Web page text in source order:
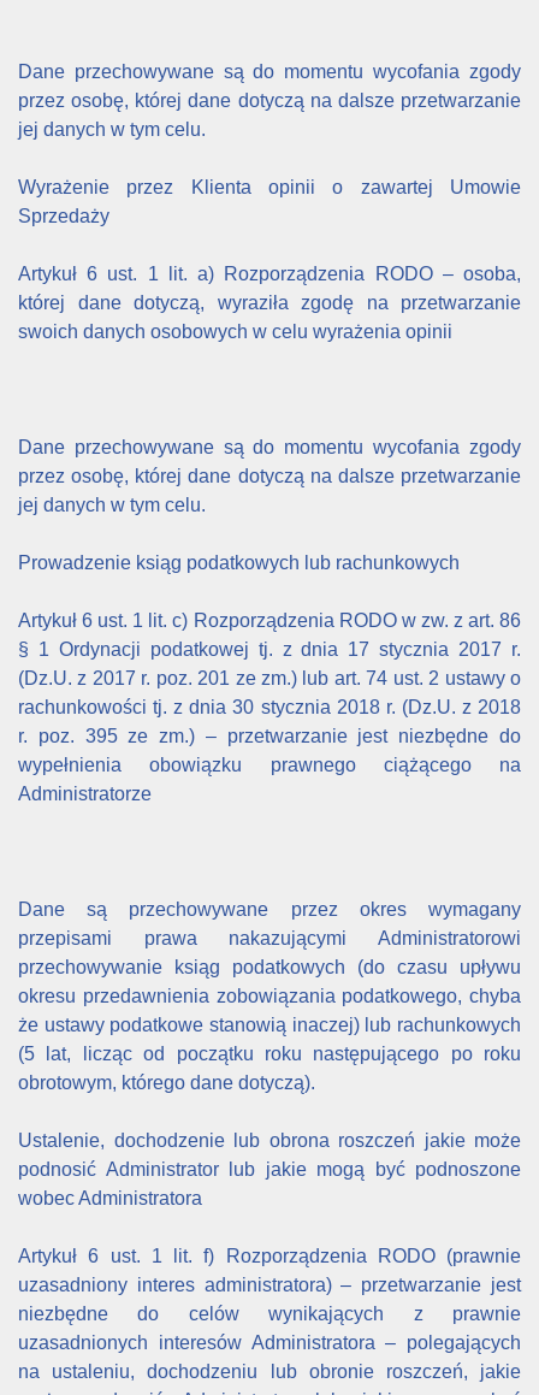
Dane przechowywane są do momentu wycofania zgody
przez osobę, której dane dotyczą na dalsze przetwarzanie
jej danych w tym celu.
Wyrażenie przez Klienta opinii o zawartej Umowie
Sprzedaży
Artykuł 6 ust. 1 lit. a) Rozporządzenia RODO – osoba,
której dane dotyczą, wyraziła zgodę na przetwarzanie
swoich danych osobowych w celu wyrażenia opinii
Dane przechowywane są do momentu wycofania zgody
przez osobę, której dane dotyczą na dalsze przetwarzanie
jej danych w tym celu.
Prowadzenie ksiąg podatkowych lub rachunkowych
Artykuł 6 ust. 1 lit. c) Rozporządzenia RODO w zw. z art. 86
§ 1 Ordynacji podatkowej tj. z dnia 17 stycznia 2017 r.
(Dz.U. z 2017 r. poz. 201 ze zm.) lub art. 74 ust. 2 ustawy o
rachunkowości tj. z dnia 30 stycznia 2018 r. (Dz.U. z 2018
r. poz. 395 ze zm.) – przetwarzanie jest niezbędne do
wypełnienia obowiązku prawnego ciążącego na
Administratorze
Dane są przechowywane przez okres wymagany
przepisami prawa nakazującymi Administratorowi
przechowywanie ksiąg podatkowych (do czasu upływu
okresu przedawnienia zobowiązania podatkowego, chyba
że ustawy podatkowe stanowią inaczej) lub rachunkowych
(5 lat, licząc od początku roku następującego po roku
obrotowym, którego dane dotyczą).
Ustalenie, dochodzenie lub obrona roszczeń jakie może
podnosić Administrator lub jakie mogą być podnoszone
wobec Administratora
Artykuł 6 ust. 1 lit. f) Rozporządzenia RODO (prawnie
uzasadniony interes administratora) – przetwarzanie jest
niezbędne do celów wynikających z prawnie
uzasadnionych interesów Administratora – polegających
na ustaleniu, dochodzeniu lub obronie roszczeń, jakie